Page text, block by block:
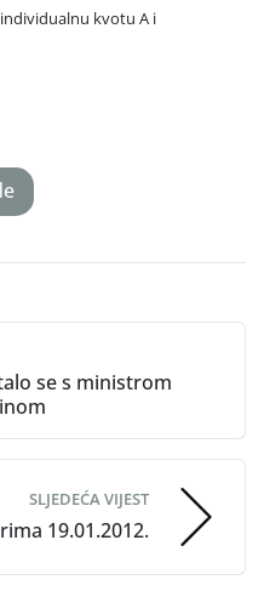
kvotu A i
se s ministrom
SLJEDEĆA VIJEST
19.01.2012.